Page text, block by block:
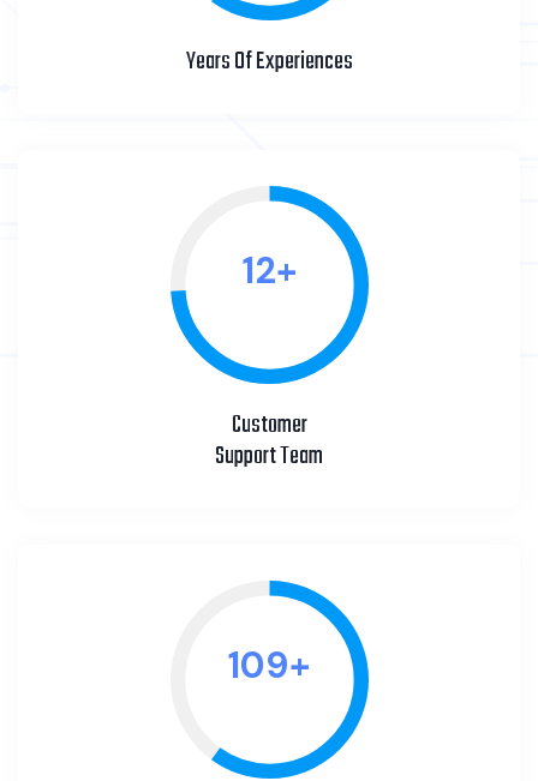
Years Of Experiences
14+
Customer
Support Team
127+